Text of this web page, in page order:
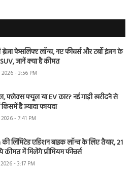
ब्रेजा फेसलिफ्ट लॉन्च, नए फीचर्स और टर्बो इंजन के
जानें क्या है कीमत
- 3:56 PM
फ्लेक्स फ्यूल या EV कार? नई गाड़ी खरीदने से
है ज्यादा फायदा
- 7:41 PM
लिमिटेड एडिशन बाइक लॉन्च के लिए तैयार, 21
में मिलेंगे प्रीमियम फीचर्स
- 3:17 PM